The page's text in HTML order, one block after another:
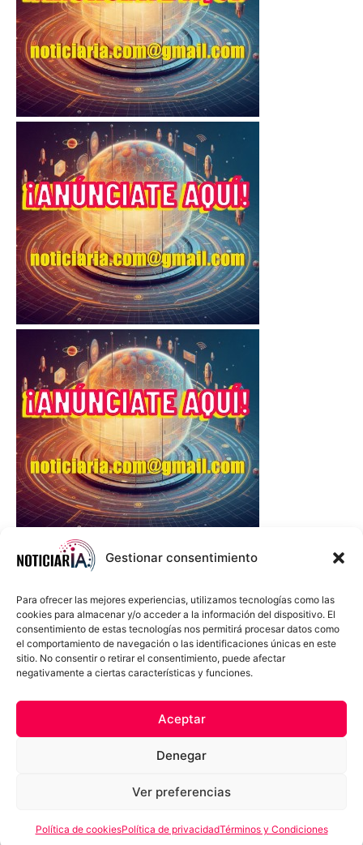
Gestionar consentimiento
Para ofrecer las mejores experiencias, utilizamos tecnologías como las
cookies para almacenar y/o acceder a la información del dispositivo. El
consentimiento de estas tecnologías nos permitirá procesar datos como
el comportamiento de navegación o las identificaciones únicas en este
sitio. No consentir o retirar el consentimiento, puede afectar
negativamente a ciertas características y funciones.
Aceptar
Denegar
Ver preferencias
Política de cookiesPolítica de privacidadTérminos y Condiciones
Política de cookies
Términos y Condiciones
Aviso Sobre el Uso de IA
Compromiso Ético con la IA
Propiedad Intelectual